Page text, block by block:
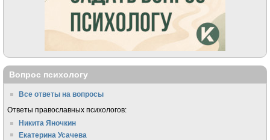
Вопрос психологу
Все ответы на вопросы
Ответы православных психологов:
Никита Яночкин
Екатерина Усачева